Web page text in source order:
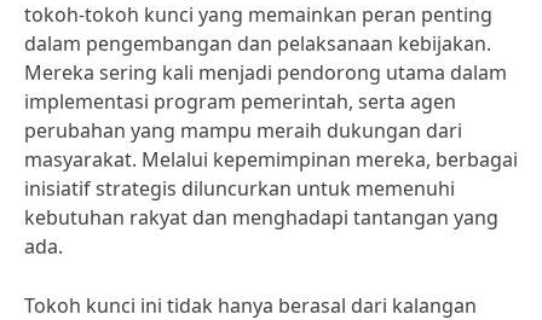
tokoh-tokoh kunci yang memainkan peran penting
dalam pengembangan dan pelaksanaan kebijakan.
Mereka sering kali menjadi pendorong utama dalam
implementasi program pemerintah, serta agen
perubahan yang mampu meraih dukungan dari
masyarakat. Melalui kepemimpinan mereka, berbagai
inisiatif strategis diluncurkan untuk memenuhi
kebutuhan rakyat dan menghadapi tantangan yang
ada.
Tokoh kunci ini tidak hanya berasal dari kalangan